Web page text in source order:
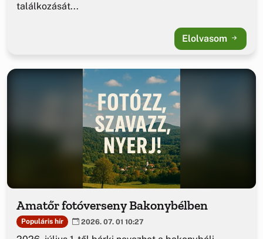
találkozását...
Elolvasom
Amatőr fotóverseny Bakonybélben
Populáris hír 2026. 07. 01 10:27